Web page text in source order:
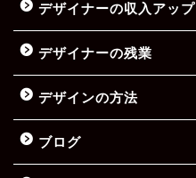
デザイナーの収入アップ
デザイナーの残業
デザインの方法
ブログ